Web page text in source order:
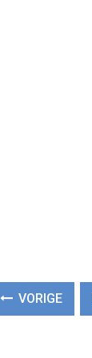
VORIGE